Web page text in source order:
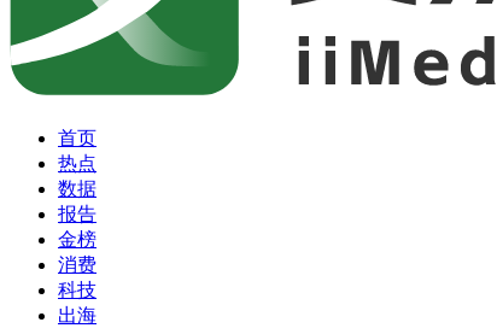
首页
热点
数据
报告
金榜
消费
科技
出海